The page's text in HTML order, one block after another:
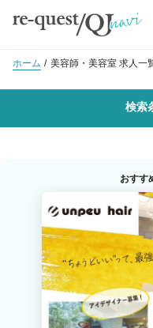
ホーム 美容師・美容室 求人一
検索
沿線・駅を選択
西院(阪急)
職種・技能ランク
おすす